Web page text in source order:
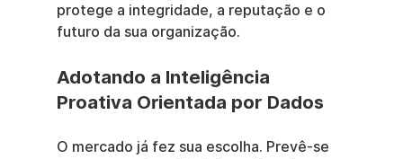
protege a integridade, a reputação e o
futuro da sua organização.
Adotando a Inteligência
Proativa Orientada por Dados
O mercado já fez sua escolha. Prevê-se